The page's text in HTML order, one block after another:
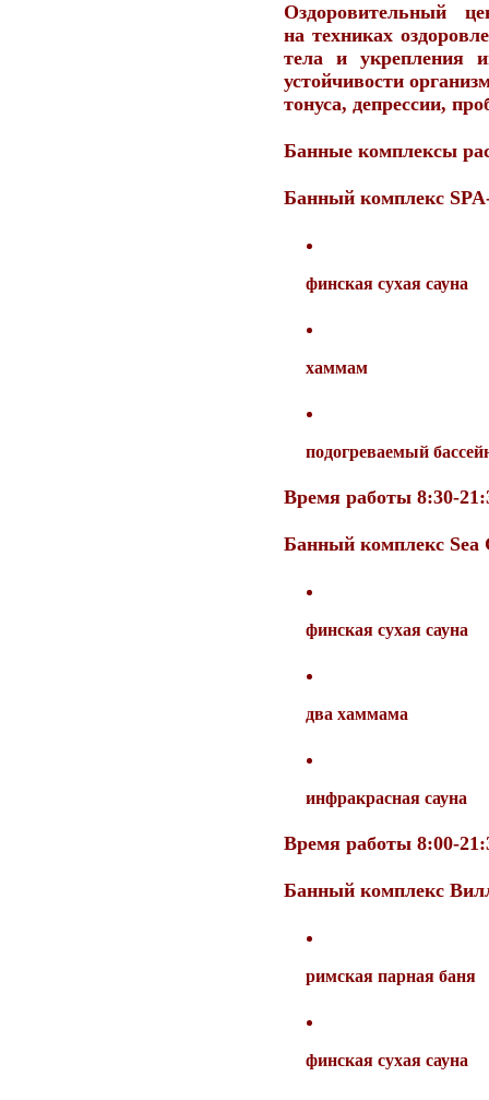
Оздоровительный
на техниках
тела и укрепления
устойчивости
тонуса, депрессии,
Банные комплексы
Банный комплекс
финская сухая сауна
хаммам
подогреваемый
Время работы 8:30-
Банный комплекс Sea
финская сухая сауна
два хаммама
инфракрасная сауна
Время работы 8:00-
Банный комплекс
римская парная баня
финская сухая сауна